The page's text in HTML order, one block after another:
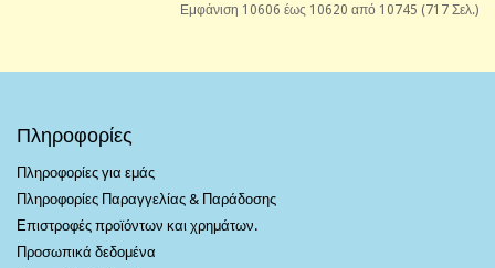
Εμφάνιση 10606 έως 10620 από 10745 (717 Σελ.)
Πληροφορίες
Πληροφορίες για εμάς
Πληροφορίες Παραγγελίας & Παράδοσης
Επιστροφές προϊόντων και χρημάτων.
Προσωπικά δεδομένα